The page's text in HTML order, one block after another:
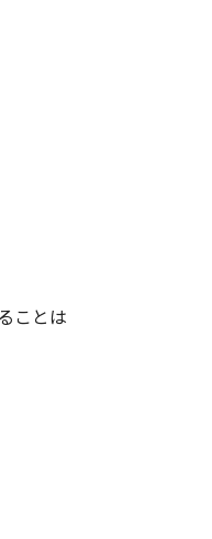
ことは